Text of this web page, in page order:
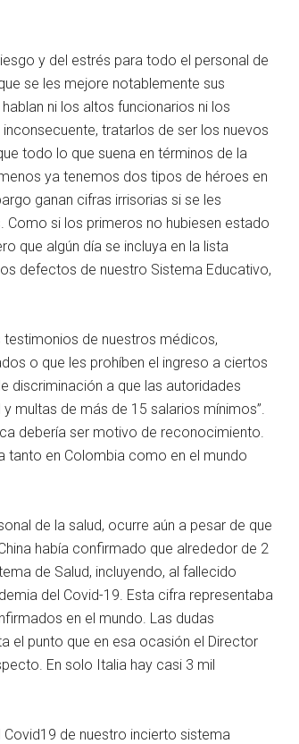
y del estrés para todo el personal de
se les mejore notablemente sus
ni los altos funcionarios ni los
tratarlos de ser los nuevos
todo lo que suena en términos de la
ya tenemos dos tipos de héroes en
ganan cifras irrisorias si se les
si los primeros no hubiesen estado
que algún día se incluya en la lista
defectos de nuestro Sistema Educativo,
testimonios de nuestros médicos,
o que les prohíben el ingreso a ciertos
discriminación a que las autoridades
multas de más de 15 salarios mínimos”.
debería ser motivo de reconocimiento.
tanto en Colombia como en el mundo
de la salud, ocurre aún a pesar de que
había confirmado que alrededor de 2
de Salud, incluyendo, al fallecido
del Covid-19. Esta cifra representaba
en el mundo. Las dudas
el punto que en esa ocasión el Director
En solo Italia hay casi 3 mil
de nuestro incierto sistema